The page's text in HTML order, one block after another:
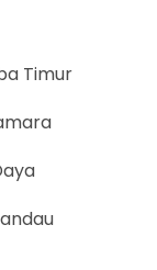
Timur